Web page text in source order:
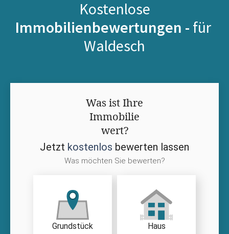
Kostenlose
Immobilienbewertungen - für
Waldesch
Was ist Ihre
Immobilie
wert?
Jetzt kostenlos bewerten lassen
Was möchten Sie bewerten?
Grundstück Haus